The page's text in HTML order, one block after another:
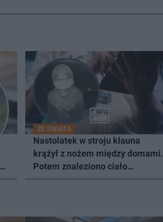
ZE ŚWIATA
Nastolatek w stroju klauna
krążył z nożem między domami.
Potem znaleziono ciało